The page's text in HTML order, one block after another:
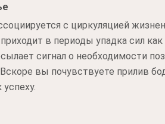
с циркуляцией
в периоды упадка сил
сигнал о необходимости
вы почувствуете прилив